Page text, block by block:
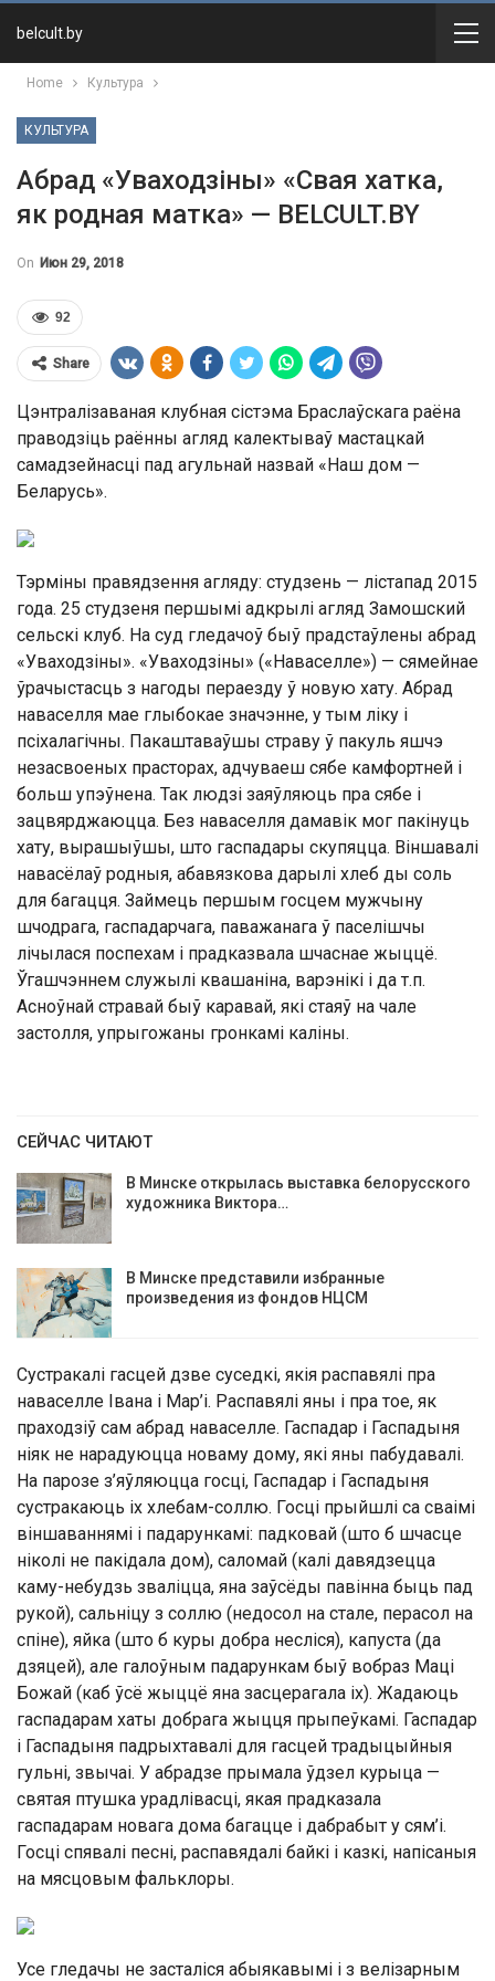
belcult.by
Home Культура
КУЛЬТУРА
Абрад «Уваходзіны» «Свая хатка,
як родная матка» — BELCULT.BY
On Июн 29, 2018
92
Share
Цэнтралізаваная клубная сістэма Браслаўскага раёна
праводзіць раённы агляд калектываў мастацкай
самадзейнасці пад агульнай назвай «Наш дом —
Беларусь».
Тэрміны правядзення агляду: студзень — лістапад 2015
года. 25 студзеня першымі адкрылі агляд Замошский
сельскі клуб. На суд гледачоў быў прадстаўлены абрад
«Уваходзіны». «Уваходзіны» («Наваселле») — сямейнае
ўрачыстасць з нагоды пераезду ў новую хату. Абрад
наваселля мае глыбокае значэнне, у тым ліку і
псіхалагічны. Пакаштаваўшы страву ў пакуль яшчэ
незасвоеных прасторах, адчуваеш сябе камфортней і
больш упэўнена. Так людзі заяўляюць пра сябе і
зацвярджаюцца. Без наваселля дамавік мог пакінуць
хату, вырашыўшы, што гаспадары скупяцца. Віншавалі
навасёлаў родныя, абавязкова дарылі хлеб ды соль
для багацця. Займець першым госцем мужчыну
шчодрага, гаспадарчага, паважанага ў паселішчы
лічылася поспехам і прадказвала шчаснае жыццё.
Ўгашчэннем служылі квашаніна, варэнікі і да т.п.
Асноўнай стравай быў каравай, які стаяў на чале
застолля, упрыгожаны гронкамі каліны.
СЕЙЧАС ЧИТАЮТ
В Минске открылась выставка белорусского
художника Виктора…
В Минске представили избранные
произведения из фондов НЦСМ
Сустракалі гасцей дзве суседкі, якія распавялі пра
наваселле Івана і Мар’і. Распавялі яны і пра тое, як
праходзіў сам абрад наваселле. Гаспадар і Гаспадыня
ніяк не нарадуюцца новаму дому, які яны пабудавалі.
На парозе з’яўляюцца госці, Гаспадар і Гаспадыня
сустракаюць іх хлебам-соллю. Госці прыйшлі са сваімі
віншаваннямі і падарункамі: падковай (што б шчасце
ніколі не пакідала дом), саломай (калі давядзецца
каму-небудзь зваліцца, яна заўсёды павінна быць пад
рукой), сальніцу з соллю (недосол на стале, перасол на
спіне), яйка (што б куры добра несліся), капуста (да
дзяцей), але галоўным падарункам быў вобраз Маці
Божай (каб ўсё жыццё яна засцерагала іх). Жадаюць
гаспадарам хаты добрага жыцця прыпеўкамі. Гаспадар
і Гаспадыня падрыхтавалі для гасцей традыцыйныя
гульні, звычаі. У абрадзе прымала ўдзел курыца —
святая птушка урадлівасці, якая прадказала
гаспадарам новага дома багацце і дабрабыт у сям’і.
Госці спявалі песні, распавядалі байкі і казкі, напісаныя
на мясцовым фальклоры.
Усе гледачы не засталіся абыякавымі і з велізарным